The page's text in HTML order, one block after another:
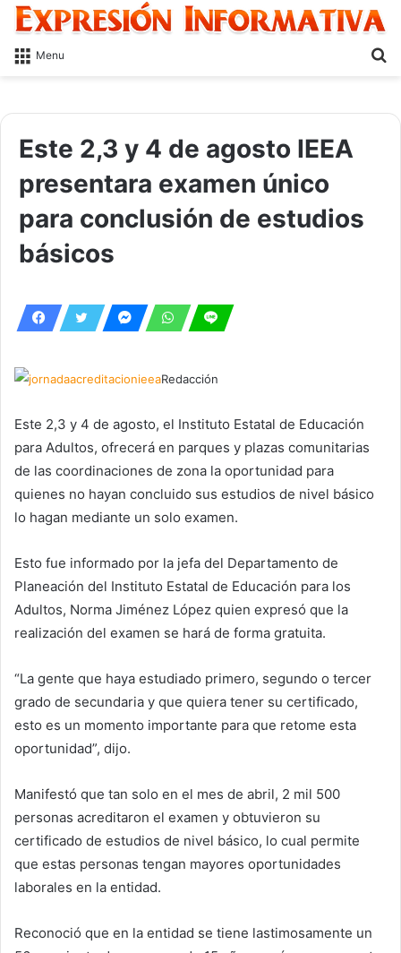
Menu
Este 2,3 y 4 de agosto IEEA
presentara examen único
para conclusión de estudios
básicos
Redacción
Este 2,3 y 4 de agosto, el Instituto Estatal de Educación
para Adultos, ofrecerá en parques y plazas comunitarias
de las coordinaciones de zona la oportunidad para
quienes no hayan concluido sus estudios de nivel básico
lo hagan mediante un solo examen.
Esto fue informado por la jefa del Departamento de
Planeación del Instituto Estatal de Educación para los
Adultos, Norma Jiménez López quien expresó que la
realización del examen se hará de forma gratuita.
“La gente que haya estudiado primero, segundo o tercer
grado de secundaria y que quiera tener su certificado,
esto es un momento importante para que retome esta
oportunidad”, dijo.
Manifestó que tan solo en el mes de abril, 2 mil 500
personas acreditaron el examen y obtuvieron su
certificado de estudios de nivel básico, lo cual permite
que estas personas tengan mayores oportunidades
laborales en la entidad.
Reconoció que en la entidad se tiene lastimosamente un